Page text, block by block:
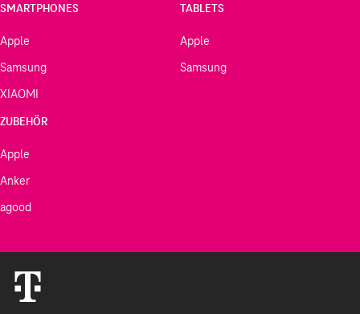
SMARTPHONES
Apple
Samsung
XIAOMI
TABLETS
Apple
Samsung
ZUBEHÖR
Apple
Anker
agood